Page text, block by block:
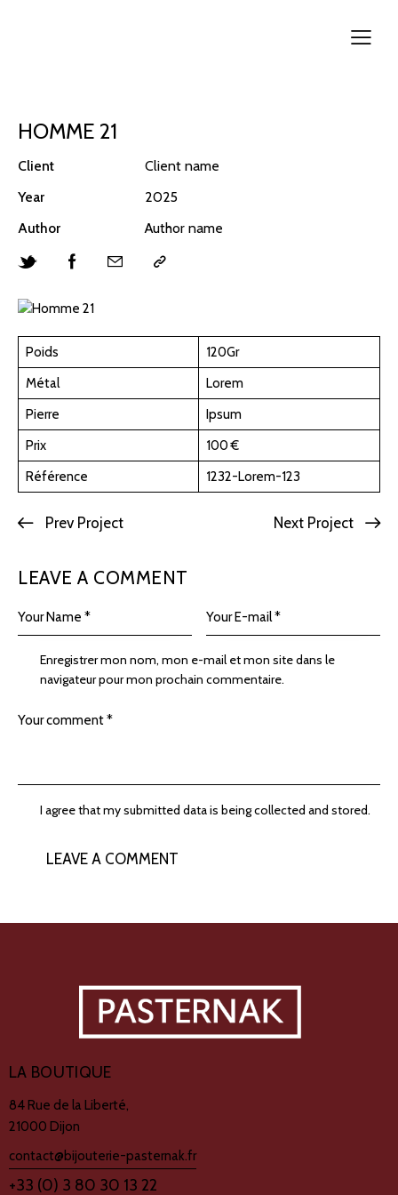
HOMME 21
Client
Client name
Year
2025
Author
Author name
Poids
120Gr
Métal
Lorem
Pierre
Ipsum
Prix
100 €
Référence
1232-Lorem-123
Prev Project Next Project
LEAVE A COMMENT
Enregistrer mon nom, mon e-mail et mon site dans le
navigateur pour mon prochain commentaire.
I agree that my submitted data is being collected and stored.
LA BOUTIQUE
84 Rue de la Liberté,
21000 Dijon
contact@bijouterie-pasternak.fr
+33 (0) 3 80 30 13 22